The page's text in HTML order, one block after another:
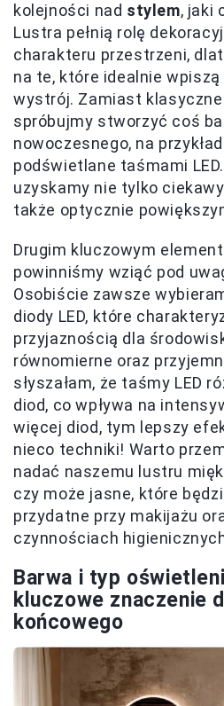
kolejności nad stylem, jaki
Lustra pełnią rolę
charakteru przestrzeni,
na te, które idealnie
wystrój. Zamiast
spróbujmy stworzyć coś
nowoczesnego, na
podświetlane taśmami
uzyskamy nie tylko
także optycznie
Drugim kluczowym
powinniśmy wziąć pod
Osobiście zawsze
diody LED, które
przyjaznością dla
równomierne oraz
słyszałam, że taśmy LED
diod, co wpływa na
więcej diod, tym lepszy
nieco techniki! Warto
nadać naszemu lustru
czy może jasne, które
przydatne przy makijażu
czynnościach
Barwa i typ
kluczowe znaczenie
końcowego